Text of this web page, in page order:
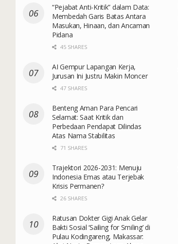
“Pejabat Anti-Kritik” dalam Data:
Membedah Garis Batas Antara
Masukan, Hinaan, dan Ancaman
Pidana
45 SHARES
AI Gempur Lapangan Kerja,
Jurusan Ini Justru Makin Moncer
47 SHARES
Benteng Aman Para Pencari
Selamat: Saat Kritik dan
Perbedaan Pendapat Dilindas
Atas Nama Stabilitas
71 SHARES
Trajektori 2026-2031: Menuju
Indonesia Emas atau Terjebak
Krisis Permanen?
26 SHARES
Ratusan Dokter Gigi Anak Gelar
Bakti Sosial ‘Sailing for Smiling’ di
Pulau Kodingareng, Makassar: